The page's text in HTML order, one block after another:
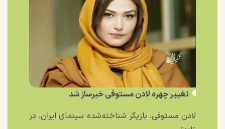
تغییر چهره لادن مستوفی خبرساز شد
لادن مستوفی، بازیگر شناخته‌شده سینمای ایران، در